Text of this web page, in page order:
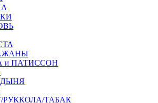
и ПАТИССОН
ДЫНЯ
РУККОЛА/ТАБАК